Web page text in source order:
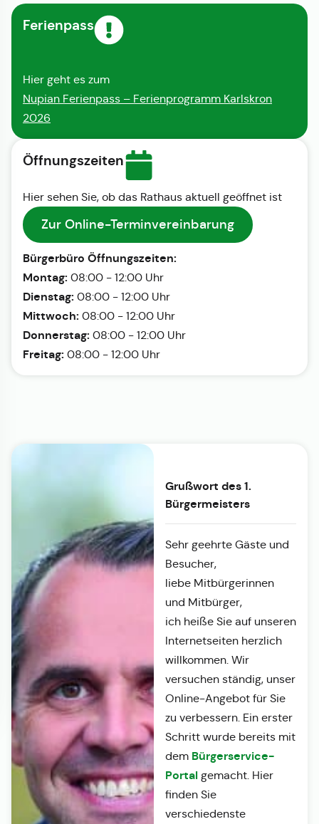
Ferienpass
Hier geht es zum
Nupian Ferienpass – Ferienprogramm Karlskron
2026
Öffnungszeiten
Hier sehen Sie, ob das Rathaus aktuell geöffnet ist
Zur Online-Terminvereinbarung
Bürgerbüro Öffnungszeiten:
Montag: 08:00 - 12:00 Uhr
Dienstag: 08:00 - 12:00 Uhr
Mittwoch: 08:00 - 12:00 Uhr
Donnerstag: 08:00 - 12:00 Uhr
Freitag: 08:00 - 12:00 Uhr
Grußwort des 1.
Bürgermeisters
Sehr geehrte Gäste und
Besucher,
liebe Mitbürgerinnen
und Mitbürger,
ich heiße Sie auf unseren
Internetseiten herzlich
willkommen. Wir
versuchen ständig, unser
Online-Angebot für Sie
zu verbessern. Ein erster
Schritt wurde bereits mit
dem Bürgerservice-
Portalgemacht. Hier
finden Sie
verschiedenste